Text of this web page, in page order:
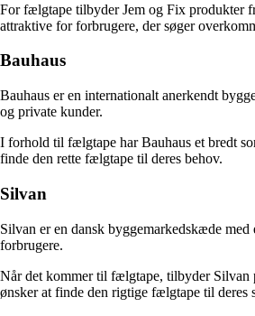
For fælgtape tilbyder Jem og Fix produkter
attraktive for forbrugere, der søger
Bauhaus
Bauhaus er en internationalt anerkendt
og private kunder.
I forhold til fælgtape har Bauhaus et bredt
finde den rette fælgtape til deres behov.
Silvan
Silvan er en dansk byggemarkedskæde
forbrugere.
Når det kommer til fælgtape, tilbyder Silvan
ønsker at finde den rigtige fælgtape til deres